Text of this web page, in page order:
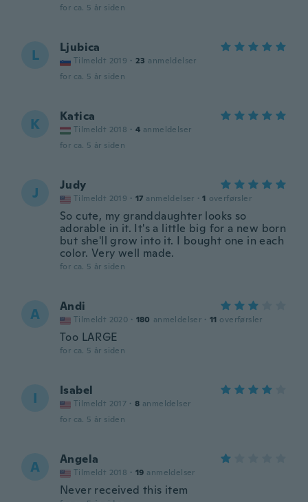
for ca. 5 år siden
L Ljubica
Tilmeldt 2019 · 23 anmeldelser
for ca. 5 år siden
K Katica
Tilmeldt 2018 · 4 anmeldelser
for ca. 5 år siden
J Judy
Tilmeldt 2019 · 17 anmeldelser · 1 overførsler
So cute, my granddaughter looks so
adorable in it. It's a little big for a new born
but she'll grow into it. I bought one in each
color. Very well made.
for ca. 5 år siden
A Andi
Tilmeldt 2020 · 180 anmeldelser · 11 overførsler
Too LARGE
for ca. 5 år siden
I Isabel
Tilmeldt 2017 · 8 anmeldelser
for ca. 5 år siden
A Angela
Tilmeldt 2018 · 19 anmeldelser
Never received this item